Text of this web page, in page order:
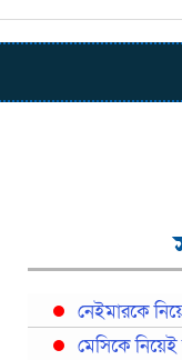
নেইমারকে
মেসিকে নিয়েই